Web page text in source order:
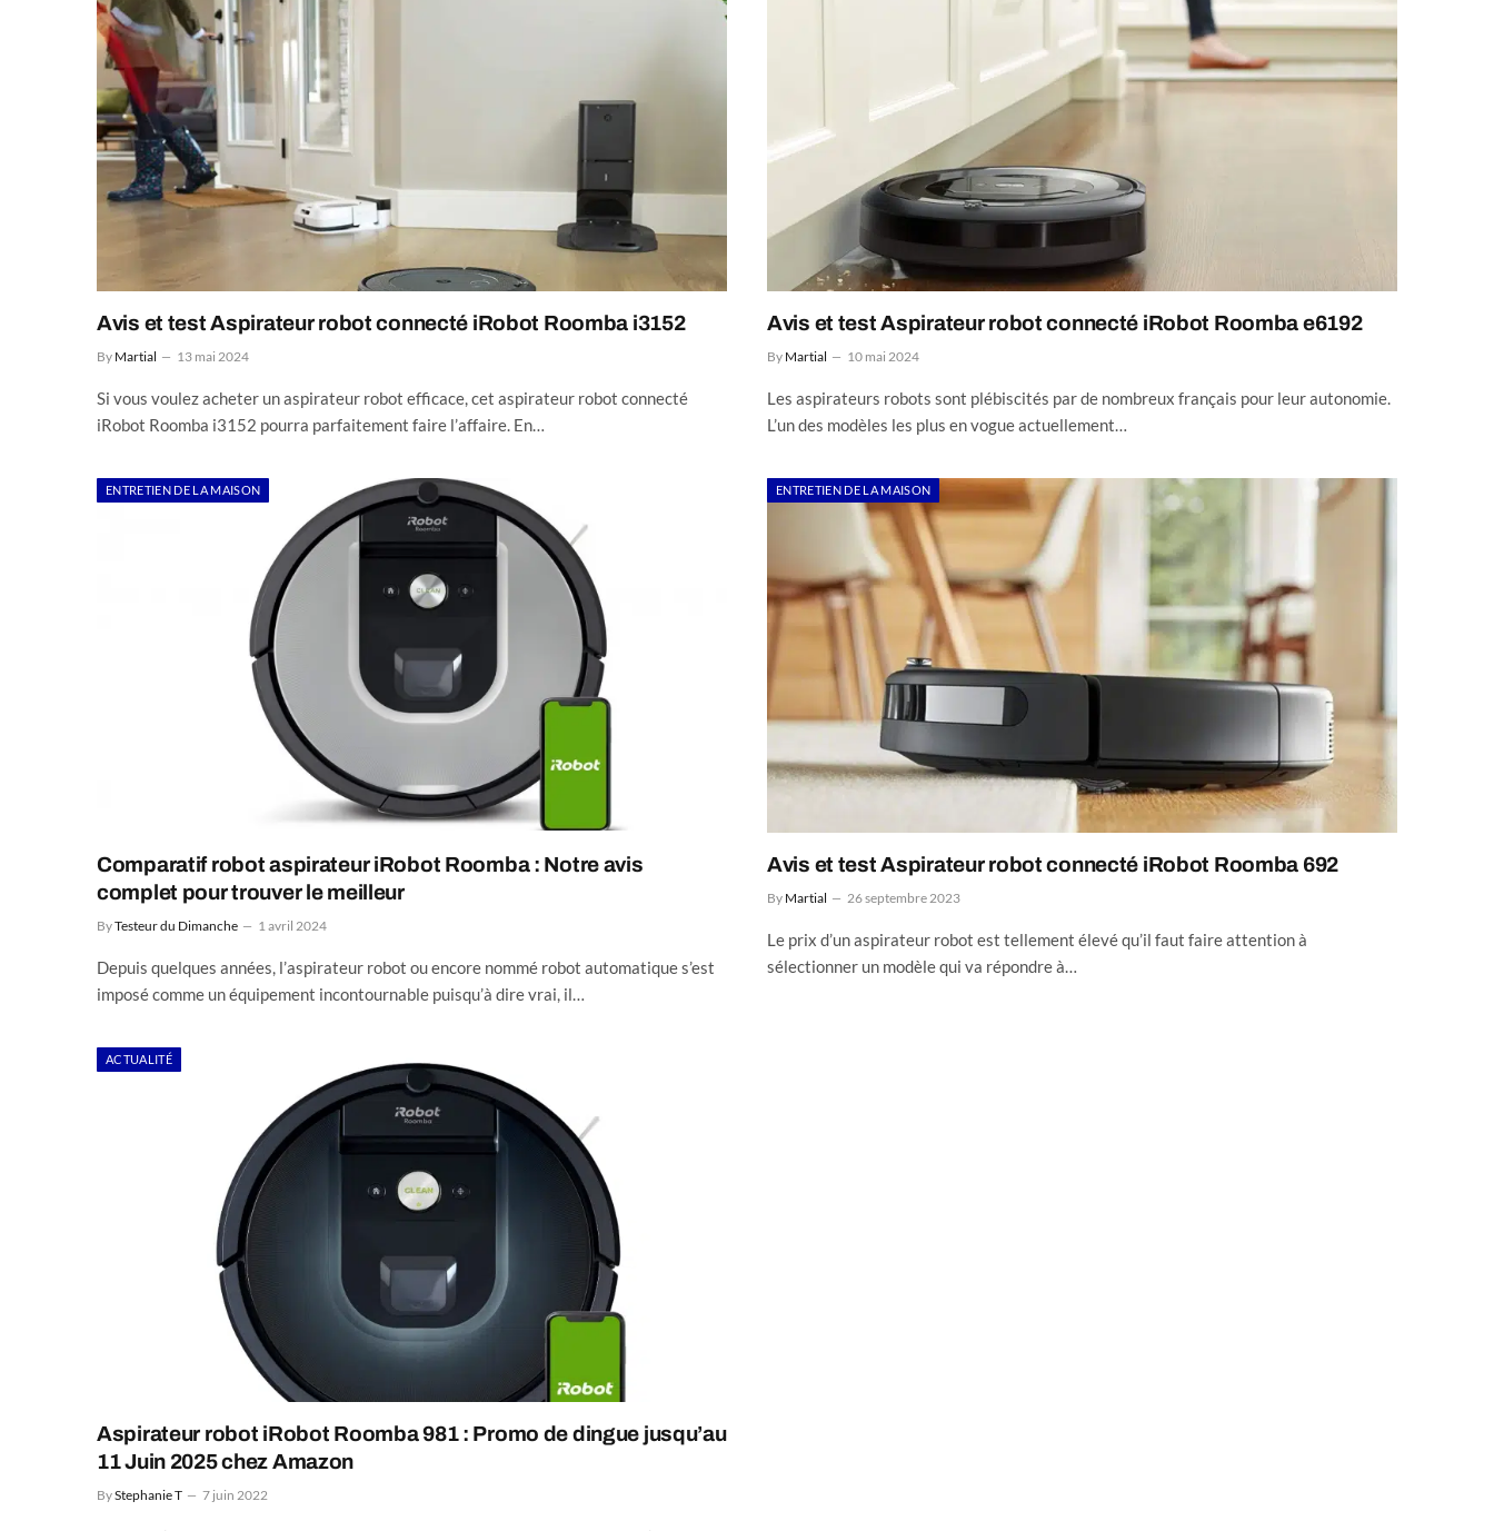
Avis et test Aspirateur robot connecté iRobot Roomba i3152
By Martial 13 mai 2024
Si vous voulez acheter un aspirateur robot efficace, cet aspirateur robot connecté
iRobot Roomba i3152 pourra parfaitement faire l’affaire. En…
Avis et test Aspirateur robot connecté iRobot Roomba e6192
By Martial 10 mai 2024
Les aspirateurs robots sont plébiscités par de nombreux français pour leur autonomie.
L’un des modèles les plus en vogue actuellement…
ENTRETIEN DE LA MAISON
Comparatif robot aspirateur iRobot Roomba : Notre avis
complet pour trouver le meilleur
ByTesteur du Dimanche 1 avril 2024
Depuis quelques années, l’aspirateur robot ou encore nommé robot automatique s’est
imposé comme un équipement incontournable puisqu’à dire vrai, il…
ENTRETIEN DE LA MAISON
Avis et test Aspirateur robot connecté iRobot Roomba 692
By Martial 26 septembre 2023
Le prix d’un aspirateur robot est tellement élevé qu’il faut faire attention à
sélectionner un modèle qui va répondre à…
ACTUALITÉ
Aspirateur robot iRobot Roomba 981 : Promo de dingue jusqu’au
11 Juin 2025 chez Amazon
ByStephanie T 7 juin 2022